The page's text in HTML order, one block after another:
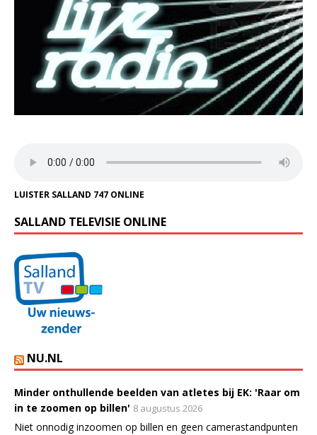
LUISTER SALLAND 747 ONLINE
SALLAND TELEVISIE ONLINE
NU.NL
Minder onthullende beelden van atletes bij EK: 'Raar om
in te zoomen op billen' 8 augustus 2026
Niet onnodig inzoomen op billen en geen camerastandpunten